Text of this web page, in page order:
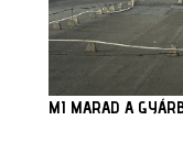
MI MARAD A